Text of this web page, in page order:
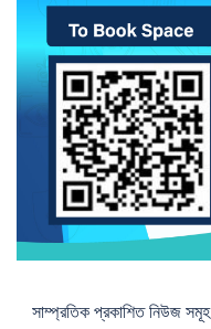
সাম্প্রতিক প্রকাশিত নিউজ সমূহ